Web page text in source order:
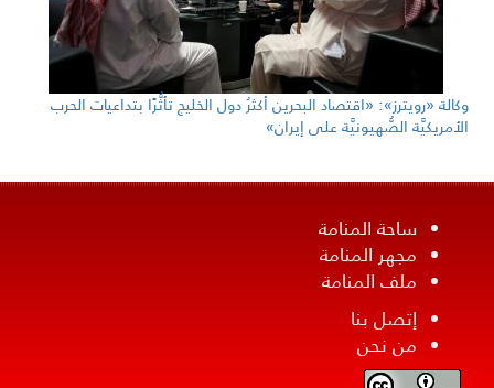
وكالة «رويترز»: «اقتصاد البحرين أكثرُ دول الخليج تأثُّرًا بتداعيات الحرب
الأمريكيَّة الصُّهيونيَّة على إيران»
ساحة المنامة
مجهر المنامة
ملف المنامة
إتصل بنا
من نحن